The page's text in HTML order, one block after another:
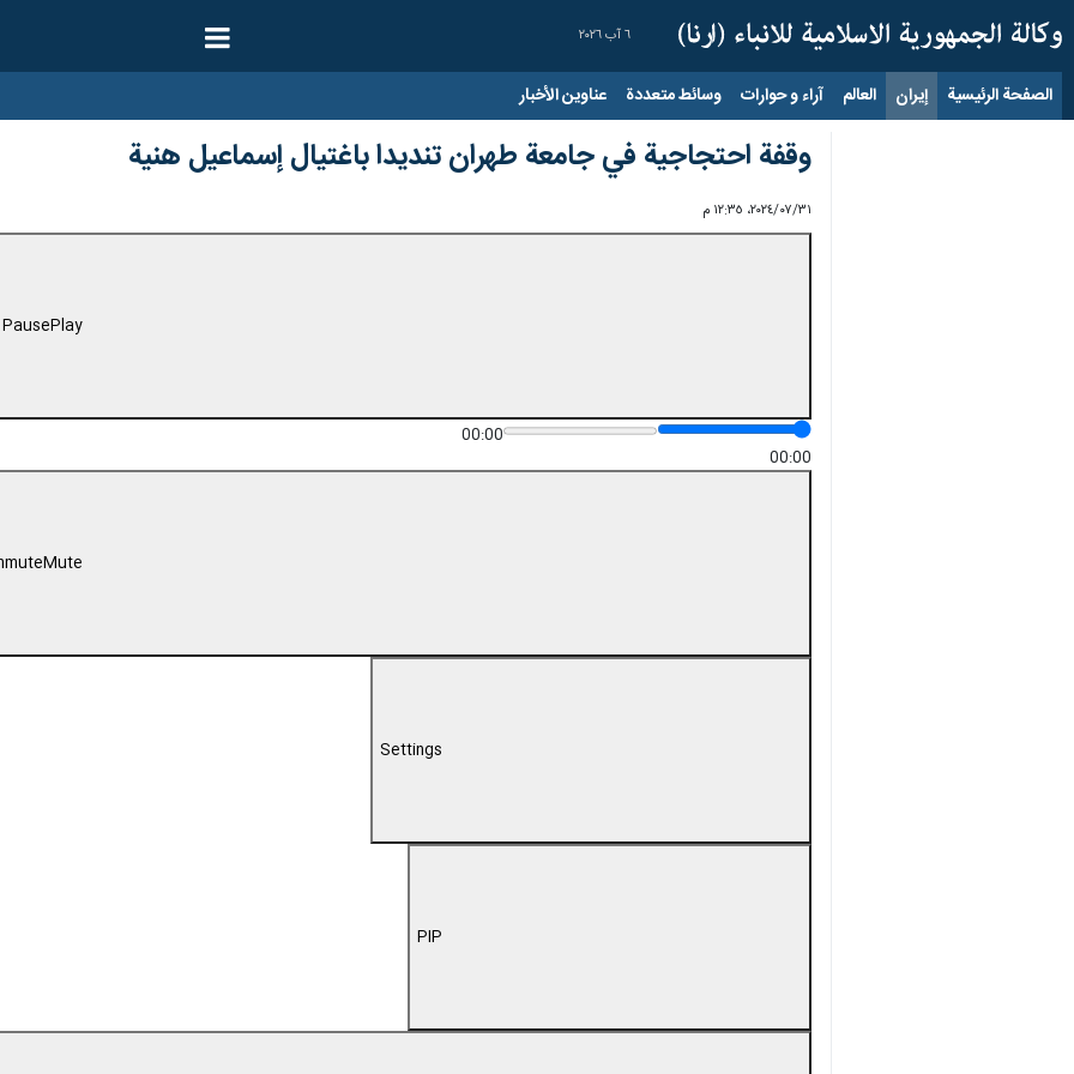
٦ آب ٢٠٢٦
الصفحة الرئيسية إيران العالم آراء و حوارات وسائط متعددة عناوين الأخبار
وقفة احتجاجية في جامعة طهران تنديدا باغتيال إسماعيل هنية
٣١‏/٠٧‏/٢٠٢٤، ١٢:٣٥ م
PausePlay
00:00
00:00
Mute
Settings
PIP